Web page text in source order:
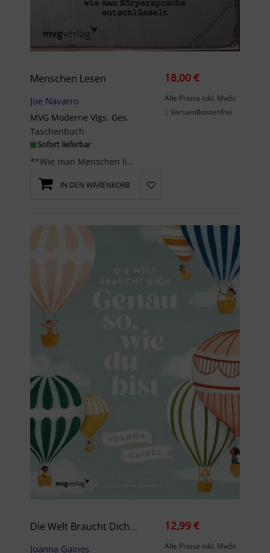
Menschen Lesen
Joe Navarro
MVG Moderne Vlgs. Ges.
Taschenbuch
Sofort lieferbar
**Wie man Menschen liest wie ein offenes Buch** Ein solches Buch über Körpersprache hat es noch n...
18,00 €
Alle Preise inkl. MwSt
| Versandkostenfrei
IN DEN WARENKORB
Die Welt Braucht Dich. Genau So, Wie Du Bist
Joanna Gaines
12,99 €
Alle Preise inkl. MwSt